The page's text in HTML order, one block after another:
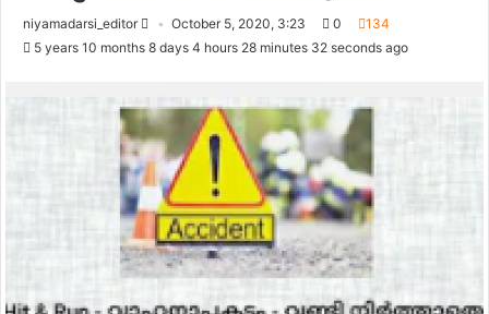
niyamadarsi_editor October 5, 2020, 3:23 0
134
5 years 10 months 8 days 4 hours 28 minutes 32 seconds ago